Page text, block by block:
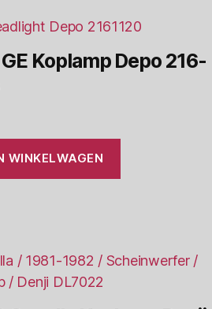
Koplamp Depo 216-
WINKELWAGEN